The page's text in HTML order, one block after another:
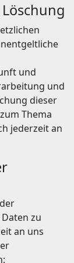
und
und
dieser
Thema
jederzeit an
zu
an uns